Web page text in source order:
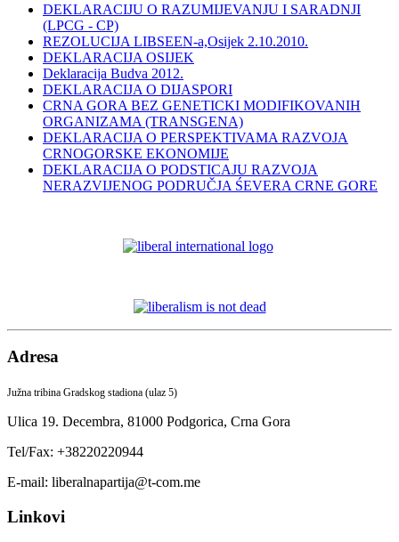
DEKLARACIJU O RAZUMIJEVANJU I SARADNJI
(LPCG - CP)
REZOLUCIJA LIBSEEN-a,Osijek 2.10.2010.
DEKLARACIJA OSIJEK
Deklaracija Budva 2012.
DEKLARACIJA O DIJASPORI
CRNA GORA BEZ GENETICKI MODIFIKOVANIH
ORGANIZAMA (TRANSGENA)
DEKLARACIJA O PERSPEKTIVAMA RAZVOJA
CRNOGORSKE EKONOMIJE
DEKLARACIJA O PODSTICAJU RAZVOJA
NERAZVIJENOG PODRUČJA ŚEVERA CRNE GORE
Adresa
Južna tribina Gradskog stadiona (ulaz 5)
Ulica 19. Decembra, 81000 Podgorica, Crna Gora
Tel/Fax: +38220220944
E-mail: liberalnapartija@t-com.me
Linkovi